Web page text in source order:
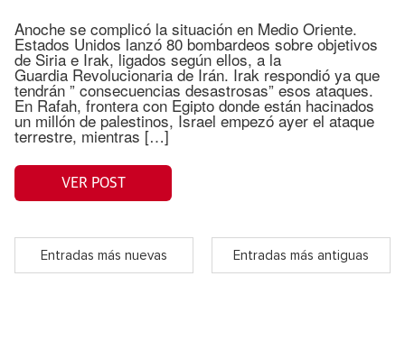
Anoche se complicó la situación en Medio Oriente.
Estados Unidos lanzó 80 bombardeos sobre objetivos
de Siria e Irak, ligados según ellos, a la
Guardia Revolucionaria de Irán. Irak respondió ya que
tendrán ” consecuencias desastrosas” esos ataques.
En Rafah, frontera con Egipto donde están hacinados
un millón de palestinos, Israel empezó ayer el ataque
terrestre, mientras […]
VER POST
Entradas más nuevas Entradas más antiguas